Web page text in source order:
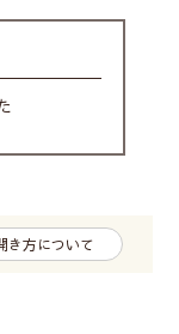
き方について